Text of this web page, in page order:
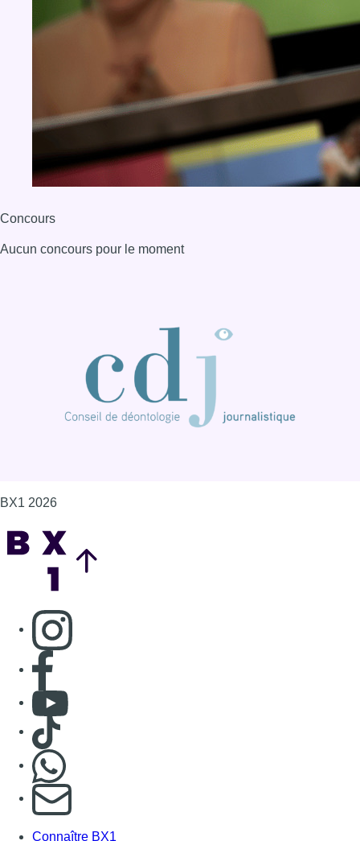
Concours
Aucun concours pour le moment
BX1 2026
Consulter page Instagram
Consulter page Facebook
Consulter Youtube
Consulter TikTok
S'abonner à notre newsletter
Connaître BX1